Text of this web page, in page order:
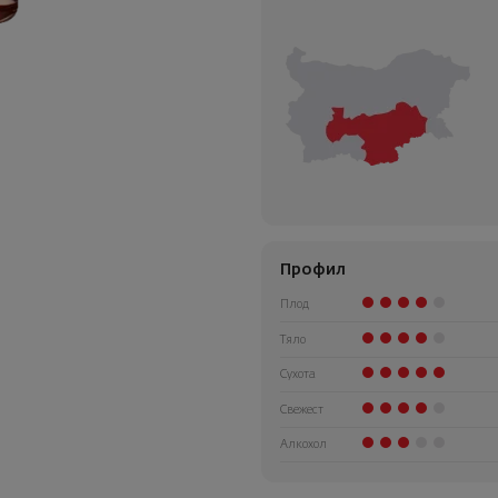
Профил
Плод
Тяло
Сухота
Свежест
Алкохол